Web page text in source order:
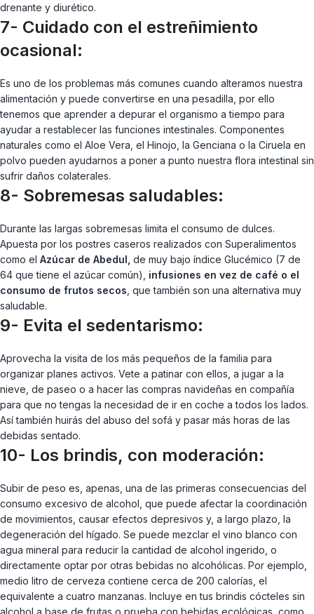
drenante y diurético.
7- Cuidado con el estreñimiento
ocasional:
Es uno de los problemas más comunes cuando alteramos nuestra
alimentación y puede convertirse en una pesadilla, por ello
tenemos que aprender a depurar el organismo a tiempo para
ayudar a restablecer las funciones intestinales. Componentes
naturales como el Aloe Vera, el Hinojo, la Genciana o la Ciruela en
polvo pueden ayudarnos a poner a punto nuestra flora intestinal sin
sufrir daños colaterales.
8- Sobremesas saludables:
Durante las largas sobremesas limita el consumo de dulces.
Apuesta por los postres caseros realizados con Superalimentos
como el Azúcar de Abedul, de muy bajo índice Glucémico (7 de
64 que tiene el azúcar común), infusiones en vez de café o el
consumo de frutos secos , que también son una alternativa muy
saludable.
9- Evita el sedentarismo:
Aprovecha la visita de los más pequeños de la familia para
organizar planes activos. Vete a patinar con ellos, a jugar a la
nieve, de paseo o a hacer las compras navideñas en compañía
para que no tengas la necesidad de ir en coche a todos los lados.
Así también huirás del abuso del sofá y pasar más horas de las
debidas sentado.
10- Los brindis, con moderación:
Subir de peso es, apenas, una de las primeras consecuencias del
consumo excesivo de alcohol, que puede afectar la coordinación
de movimientos, causar efectos depresivos y, a largo plazo, la
degeneración del hígado. Se puede mezclar el vino blanco con
agua mineral para reducir la cantidad de alcohol ingerido, o
directamente optar por otras bebidas no alcohólicas. Por ejemplo,
medio litro de cerveza contiene cerca de 200 calorías, el
equivalente a cuatro manzanas. Incluye en tus brindis cócteles sin
alcohol a base de frutas o prueba con bebidas ecológicas, como